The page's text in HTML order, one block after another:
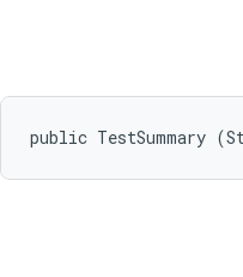
public TestSummary